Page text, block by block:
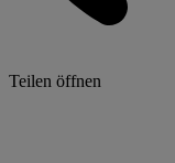
Teilen öffnen